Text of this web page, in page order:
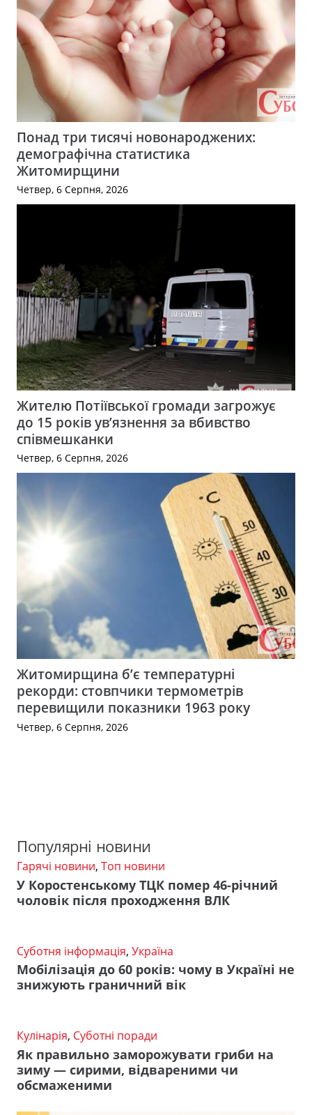
Понад три тисячі новонароджених:
демографічна статистика
Житомирщини
Четвер, 6 Серпня, 2026
Жителю Потіївської громади загрожує
до 15 років ув’язнення за вбивство
співмешканки
Четвер, 6 Серпня, 2026
Житомирщина б’є температурні
рекорди: стовпчики термометрів
перевищили показники 1963 року
Четвер, 6 Серпня, 2026
Популярні новини
Гарячі новини, Топ новини
У Коростенському ТЦК помер 46-річний
чоловік після проходження ВЛК
Суботня інформація, Україна
Мобілізація до 60 років: чому в Україні не
знижують граничний вік
Кулінарія, Суботні поради
Як правильно заморожувати гриби на
зиму — сирими, відвареними чи
обсмаженими